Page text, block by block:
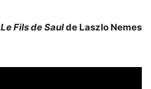
Le Fils de Saulde Laszlo Nemes